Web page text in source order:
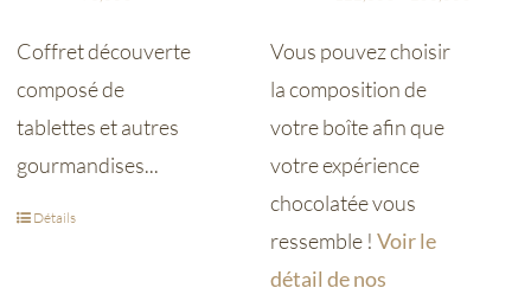
Coffret découverte
composé de
tablettes et autres
gourmandises...
Détails
Vous pouvez choisir
la composition de
votre boîte afin que
votre expérience
chocolatée vous
ressemble !Voir le
détail de nos